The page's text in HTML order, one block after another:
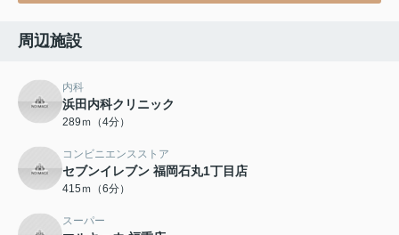
周辺施設
内科
浜田内科クリニック
289ｍ（4分）
コンビニエンスストア
セブンイレブン 福岡石丸1丁目店
415ｍ（6分）
スーパー